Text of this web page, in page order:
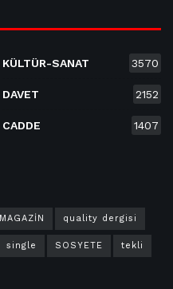
KÜLTÜR-SANAT 3570
DAVET 2152
CADDE 1407
MAGAZİN quality dergisi
single SOSYETE tekli